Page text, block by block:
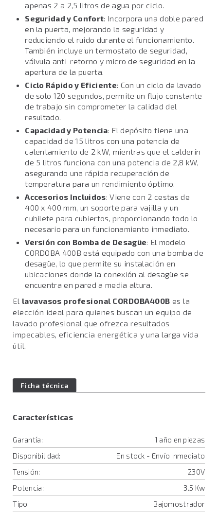
apenas 2 a 2,5 litros de agua por ciclo.
Seguridad y Confort: Incorpora una doble pared
en la puerta, mejorando la seguridad y
reduciendo el ruido durante el funcionamiento.
También incluye un termostato de seguridad,
válvula anti-retorno y micro de seguridad en la
apertura de la puerta.
Ciclo Rápido y Eficiente: Con un ciclo de lavado
de solo 120 segundos, permite un flujo constante
de trabajo sin comprometer la calidad del
resultado.
Capacidad y Potencia: El depósito tiene una
capacidad de 15 litros con una potencia de
calentamiento de 2 kW, mientras que el calderín
de 5 litros funciona con una potencia de 2,8 kW,
asegurando una rápida recuperación de
temperatura para un rendimiento óptimo.
Accesorios Incluidos: Viene con 2 cestas de
400 x 400 mm, un soporte para vajilla y un
cubilete para cubiertos, proporcionando todo lo
necesario para un funcionamiento inmediato.
Versión con Bomba de Desagüe: El modelo
CORDOBA 400B está equipado con una bomba de
desagüe, lo que permite su instalación en
ubicaciones donde la conexión al desagüe se
encuentra en pared a media altura.
El lavavasos profesional CORDOBA400B es la
elección ideal para quienes buscan un equipo de
lavado profesional que ofrezca resultados
impecables, eficiencia energética y una larga vida
útil.
Ficha técnica
Características
Garantía:
1 año en piezas
Disponibilidad:
En stock - Envío inmediato
Tensión:
230V
Potencia:
3.5 Kw
Tipo:
Bajomostrador